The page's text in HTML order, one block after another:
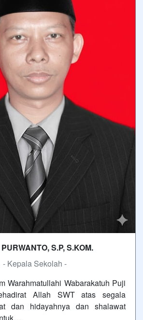
S.P, S.KOM.
- Kepala Sekolah -
Warahmatullahi Wabarakatuh Puji
Allah SWT atas segala
dan hidayahnya dan shalawat